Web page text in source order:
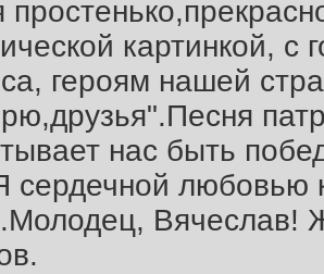
картинкой, с
героям нашей
нас быть
сердечной любовью
Вячеслав!